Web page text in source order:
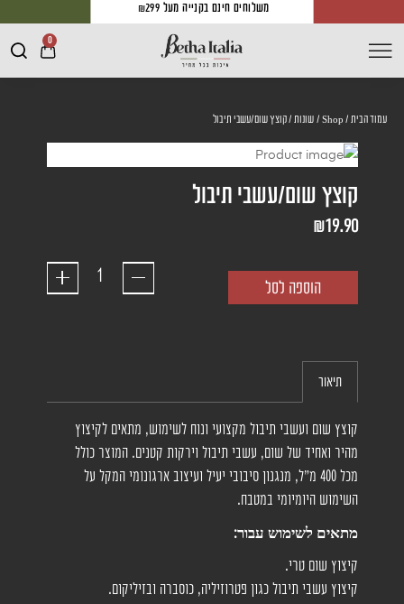
משלוחים חינם בקנייה מעל ₪299
0
עמוד הבית/
Shop
/ שונות/ קוצץ שום/עשבי תיבול
קוצץ שום/עשבי תיבול
₪19.90
הוספה לסל
תיאור
קוצץ שום ועשבי תיבול מקצועי ונוח לשימוש, מתאים לקיצוץ
מהיר ואחיד של שום, עשבי תיבול וירקות קטנים. המוצר כולל
מכל 400 מ"ל, מנגנון סיבובי יעיל ועיצוב ארגונומי המקל על
השימוש היומיומי במטבח.
מתאים לשימוש עבור:
קיצוץ שום טרי.
קיצוץ עשבי תיבול כגון פטרוזיליה, כוסברה ובזיליקום.